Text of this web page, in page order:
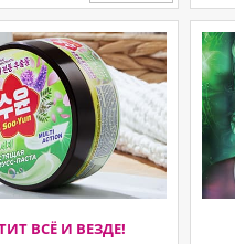
ВСЁ И ВЕЗДЕ!